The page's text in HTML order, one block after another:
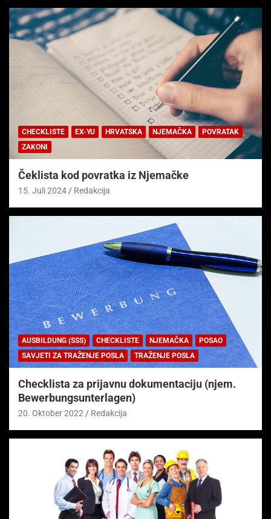
CHECKLISTE EX-YU HRVATSKA NJEMAČKA
POVRATAK
ZAKONI
Čeklista kod povratka iz Njemačke
15. Juli 2024 Redakcija
AUSBILDUNG (SSS) CHECKLISTE NJEMAČKA
POSAO
SAVJETI ZA TRAŽENJE POSLA
TRAŽENJE POSLA
Checklista za prijavnu dokumentaciju (njem.
Bewerbungsunterlagen)
20. Oktober 2022 Redakcija